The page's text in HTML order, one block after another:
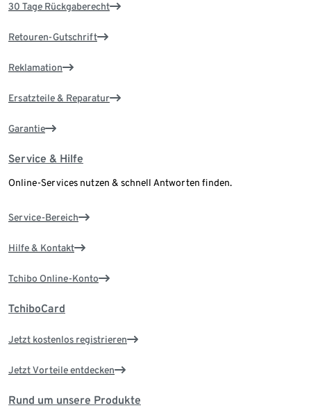
30 Tage Rückgaberecht
Retouren-Gutschrift
Reklamation
Ersatzteile & Reparatur
Garantie
Service & Hilfe
Online-Services nutzen & schnell Antworten finden.
Service-Bereich
Hilfe & Kontakt
Tchibo Online-Konto
TchiboCard
Jetzt kostenlos registrieren
Jetzt Vorteile entdecken
Rund um unsere Produkte